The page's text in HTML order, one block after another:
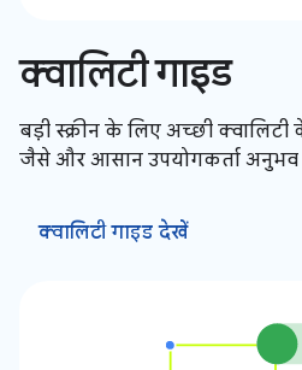
क्वालिटी गाइड
बड़ी स्क्रीन के लिए अच्छी
जैसे और आसान उपयोगकर्ता अनुभव
क्वालिटी गाइड देखें